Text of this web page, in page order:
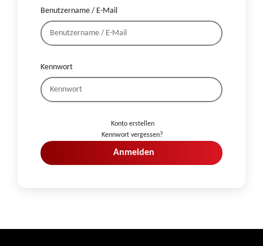
Benutzername / E-Mail
Kennwort
Anmelden
Kennwort vergessen?
Konto erstellen